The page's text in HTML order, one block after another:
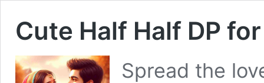
Cute Half Half DP
Spread the